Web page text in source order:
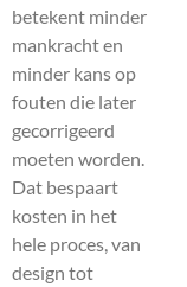
betekent minder
mankracht en
minder kans op
fouten die later
gecorrigeerd
moeten worden.
Dat bespaart
kosten in het
hele proces, van
design tot